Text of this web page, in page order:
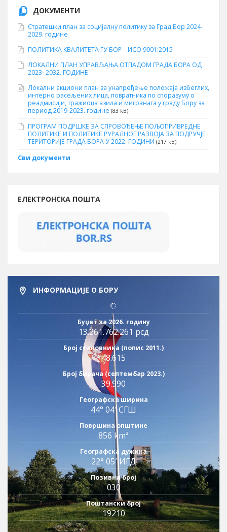
ДОКУМЕНТИ
Стратешки план за социјалну политику за Град Бор 2024-
2029. године
ПОЛИТИКА КВАЛИТЕТА ГУ БОР – ИСО 9001:2015
ЛОКАЛНИ ПЛАН УПРАВЉАЊА ОТПАДОМ ГРАДА БОРА ОД
2023- 2032. ГОДИНЕ
Локални акциони план за унапређење положаја избеглих,
интерно расељених лица, повратника по споразуму о
реадмисији, тражиоца азила и миграната у граду Бору за
период 2019-2023. године (83 kB)
ПРОГРАМ ПОДРШКЕ ЗА СПРОВОЂЕЊЕ ПОЉОПРИВРЕДНЕ
ПОЛИТИКЕ И ПОЛИТИКЕ РУРАЛНОГ РАЗВОЈА ЗА ПОДРУЧЈЕ
ТЕРИТОРИЈЕ ГРАДА БОРА У 2022. ГОДИНИ (217 kB)
Сви документи
ЕЛЕКТРОНСКА ПОШТА
ИНФОРМАЦИЈЕ О БОРУ
Буџет за 2026. годину
13.261.762.261 рсд
Број становника (попис 2011.)
48.615
Број бирача (септембар 2023.)
39.990
Географска ширина
44° 04′ СГШ
Површина општине
856 km²
Географска дужина
22° 05′ ИГД
Позивни број
030
Поштански број
19210